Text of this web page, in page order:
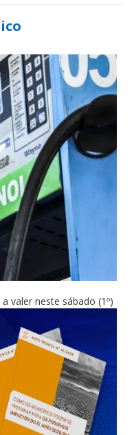
valer neste sábado (1º)